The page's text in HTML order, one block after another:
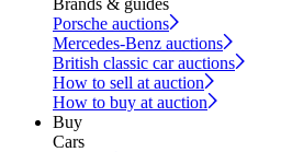
Brands & guides
Porsche auctions
Mercedes-Benz auctions
British classic car auctions
How to sell at auction
How to buy at auction
Buy
Cars